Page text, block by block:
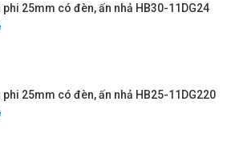
phi 25mm có đèn, ấn nhả HB30-11DG24
phi 25mm có đèn, ấn nhả HB25-11DG220